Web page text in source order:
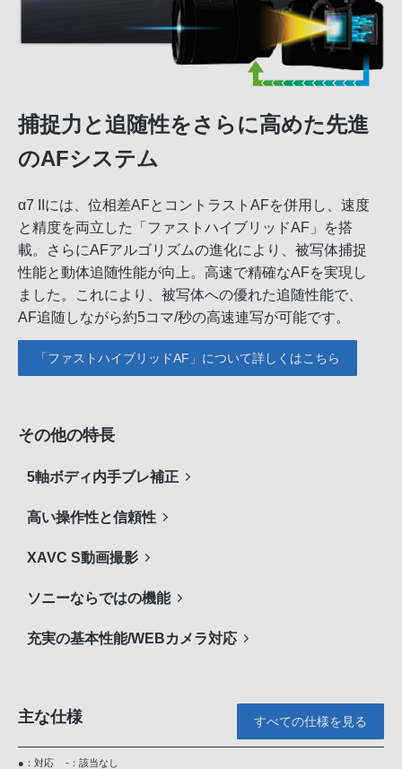
捕捉力と追随性をさらに高めた先進
のAFシステム
α7 IIには、位相差AFとコントラストAFを併用し、速度
と精度を両立した「ファストハイブリッドAF」を搭
載。さらにAFアルゴリズムの進化により、被写体捕捉
性能と動体追随性能が向上。高速で精確なAFを実現し
ました。これにより、被写体への優れた追随性能で、
AF追随しながら約5コマ/秒の高速連写が可能です。
「ファストハイブリッドAF」について詳しくはこちら
その他の特長
5軸ボディ内手ブレ補正
高い操作性と信頼性
XAVC S動画撮影
ソニーならではの機能
充実の基本性能/WEBカメラ対応
主な仕様 すべての仕様を見る
●：対応 -：該当なし